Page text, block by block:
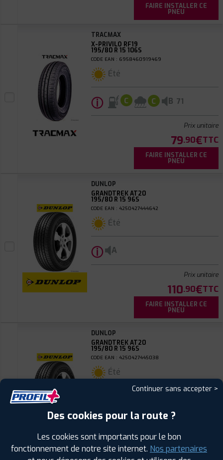
FAIRE INSTALLER CE
PNEU
TRACMAX
X-PRIVILO RF19
195/80 R 15 106S
CODE EAN : 6958460919469
Été
ⓘ C C B 71
Prix unitaire
79.90€TTC
FAIRE INSTALLER CE
PNEU
DUNLOP
GRANDTREK AT20
195/80 R 15 96S
CODE EAN : 4250427444642
Été
ⓘ A
Prix unitaire
110.90€TTC
FAIRE INSTALLER CE
PNEU
DUNLOP
GRANDTREK AT20
195/80 R 15 96S
CODE EAN : 4250427445038
Été
110
FAIRE INSTALLER CE
Continuer sans accepter >
Des cookies pour la route ?
Les cookies sont importants pour le bon
fonctionnement de notre site internet. Nos partenaires